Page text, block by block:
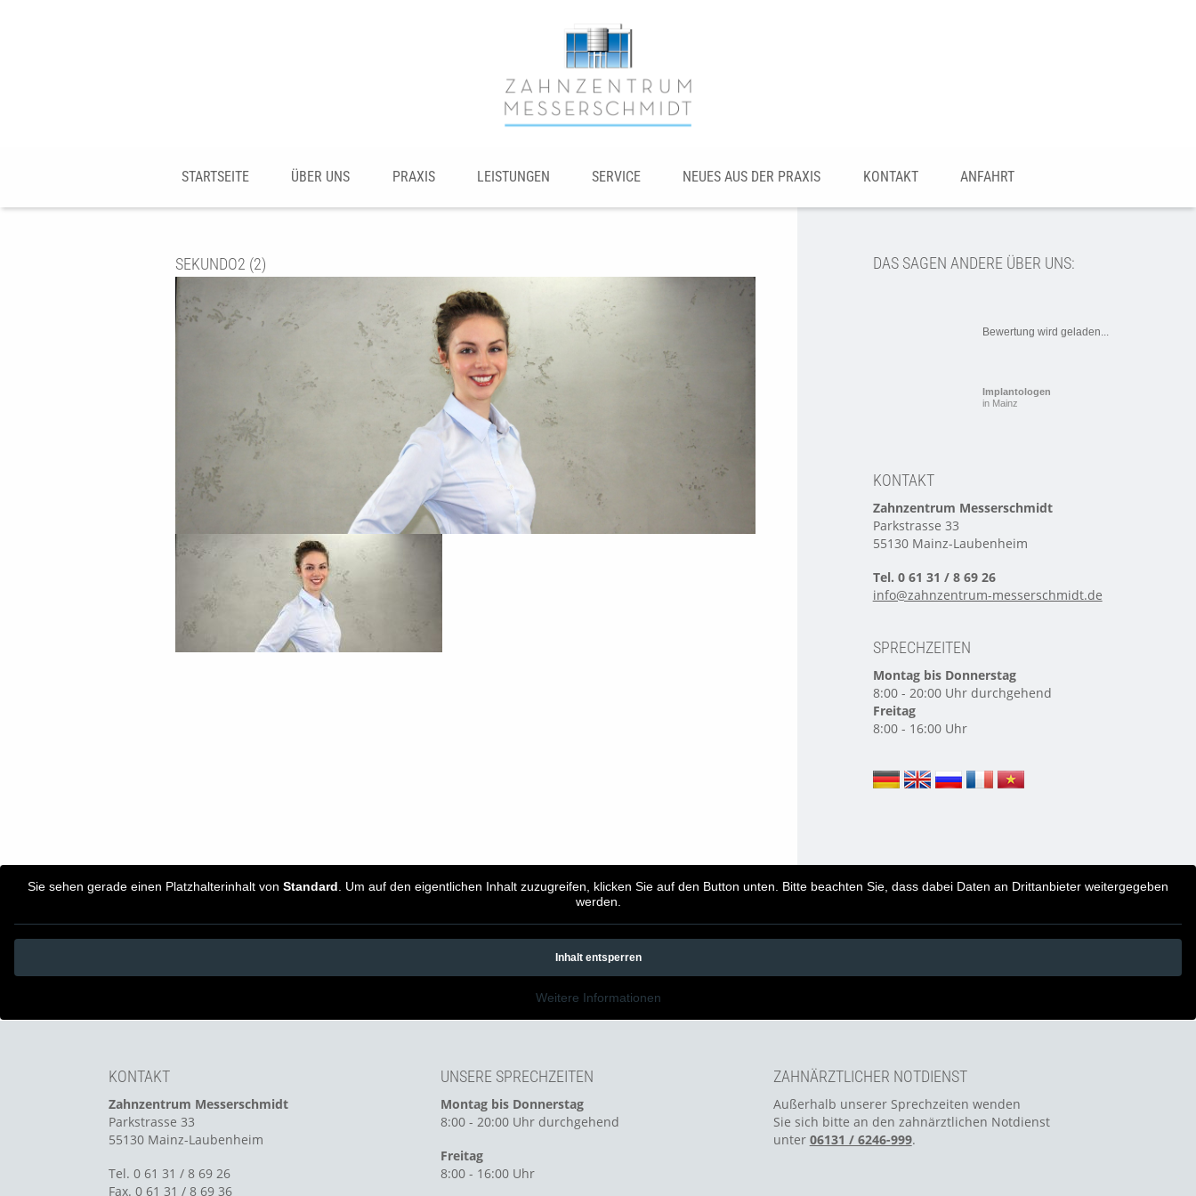
STARTSEITE ÜBER UNS PRAXIS LEISTUNGEN SERVICE NEUES AUS DER PRAXIS KONTAKT ANFAHRT
SEKUNDO2 (2) DAS SAGEN ANDERE ÜBER UNS:
Bewertung wird geladen...
Implantologen
in Mainz
KONTAKT
Zahnzentrum Messerschmidt
Parkstrasse 33
55130 Mainz-Laubenheim
Tel. 0 61 31 / 8 69 26
info@zahnzentrum-messerschmidt.de
SPRECHZEITEN
Montag bis Donnerstag
8:00 - 20:00 Uhr durchgehend
Freitag
8:00 - 16:00 Uhr
Sie sehen gerade einen Platzhalterinhalt von Standard. Um auf den eigentlichen Inhalt zuzugreifen, klicken Sie auf den Button unten. Bitte beachten Sie, dass dabei Daten an Drittanbieter weitergegeben
werden.
Inhalt entsperren
Weitere Informationen
KONTAKT
Zahnzentrum Messerschmidt
Parkstrasse 33
55130 Mainz-Laubenheim
Tel. 0 61 31 / 8 69 26
Fax. 0 61 31 / 8 69 36
UNSERE SPRECHZEITEN
Montag bis Donnerstag
8:00 - 20:00 Uhr durchgehend
Freitag
8:00 - 16:00 Uhr
ZAHNÄRZTLICHER NOTDIENST
Außerhalb unserer Sprechzeiten wenden
Sie sich bitte an den zahnärztlichen Notdienst
unter 06131 / 6246-999.